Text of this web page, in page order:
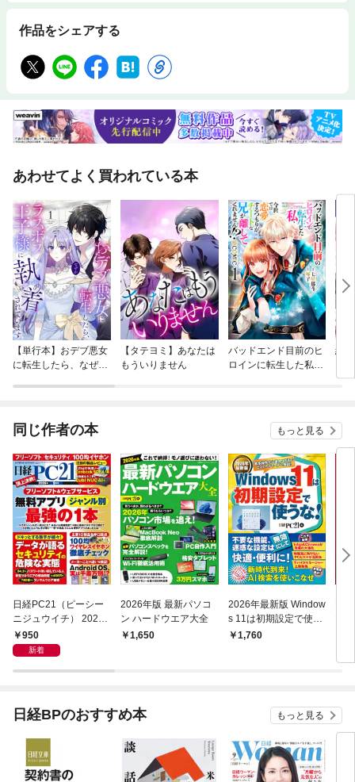
スタグラム」で公開して交流を広げる方法などをステップ・バイ・ステッ
ホで緊急通報する方法、覚えやすいパスワードの作り方、物忘れ対策とし
ての簡単メモ術、最新のAI（人工知能）活用法などなど、シニアが知って
作品をシェアする
あわせてよく買われている本
【単行本】おデブ悪女
に転生したら、なぜか
【タテヨミ】あなたは
もういりません
バッドエンド目前のヒ
ロインに転生した私、
結
同じ作者の本 もっと見る
日経PC21（ピーシー
ニジュウイチ） 2026
年9月号 [雑誌]
950
新着
2026年版 最新パソコ
ン ハードウエア大全
1,650
2026年最新版 Window
s 11は初期設定で使う
な！1,760
日経BPのおすすめ本 もっと見る